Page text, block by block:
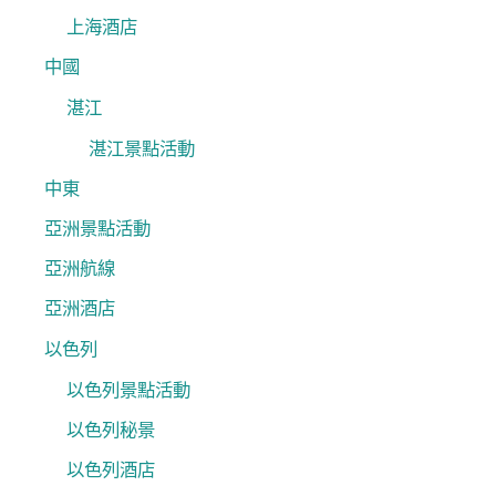
上海酒店
中國
湛江
湛江景點活動
中東
亞洲景點活動
亞洲航線
亞洲酒店
以色列
以色列景點活動
以色列秘景
以色列酒店